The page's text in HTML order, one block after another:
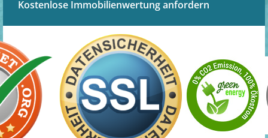
Kostenlose Immobilienwertung anfordern